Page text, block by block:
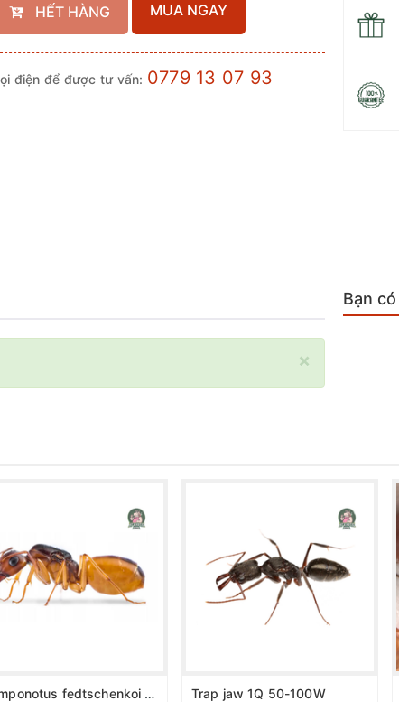
HẾT HÀNG MUA NGAY
điện để được tư vấn: 0779 13 07 93
×
Bạn
Camponotus fedtschenkoi 1Q 5-15W Trap jaw 1Q 50-100W